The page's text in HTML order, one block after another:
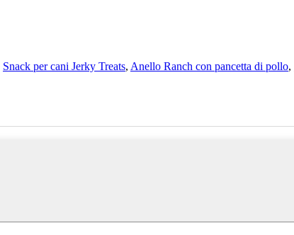
Snack per cani Jerky Treats, Anello Ranch con pancetta di pollo,